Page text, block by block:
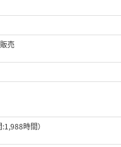
売
時間）